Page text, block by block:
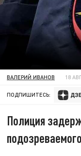
ВАЛЕРИЙ ИВАНОВ 18
ПОДПИШИТЕСЬ:
Полиция